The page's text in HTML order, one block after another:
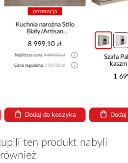
promocja
Kuchnia narożna Stilo
Biały/Artisan
8 999,10 zł
Najniższa cena:9 999,00 zł
Cena regularna:9 999,00 zł
Dodaj do koszyka
Szafa
1
ten produkt nabyli
również